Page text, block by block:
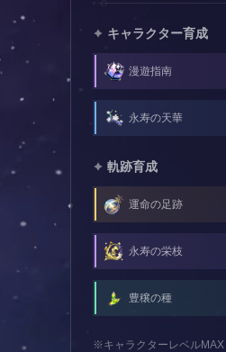
キャラクター育成
漫遊指南
永寿の天華
軌跡育成
運命の足跡
永寿の栄枝
豊穣の種
※キャラクターレベルMAX